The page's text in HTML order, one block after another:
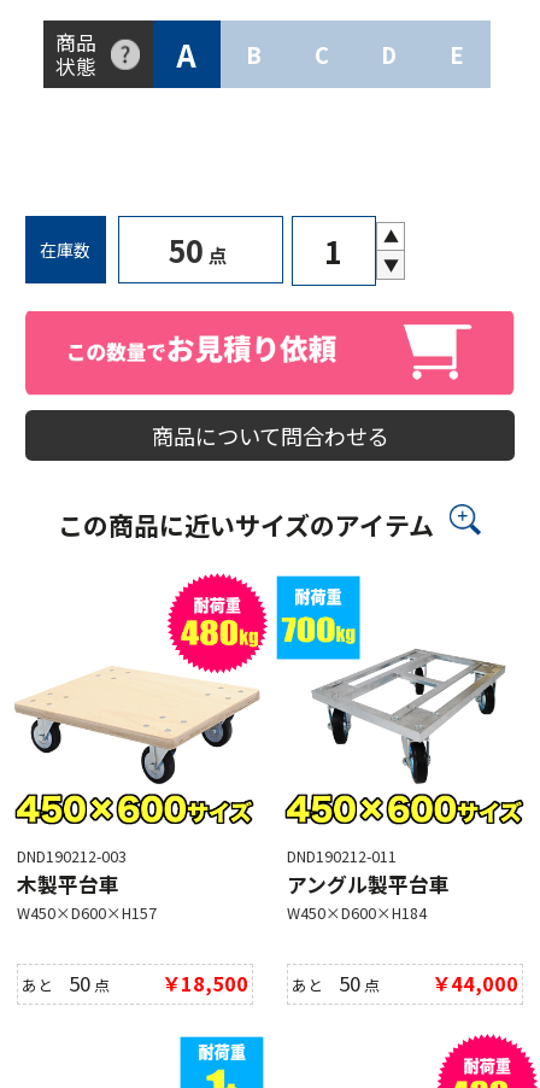
商品
状態
A B C D E
在庫数 50 点
▲
▼
商品について問合わせる
この商品に近いサイズのアイテム
DND190212-003
木製平台車
W450×D600×H157
あと 50 点 ￥18,500
DND190212-011
アングル製平台車
W450×D600×H184
あと 50 点 ￥44,000